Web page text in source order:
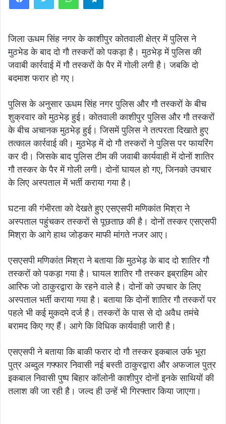
जिला ऊधम सिंह नगर के काशीपुर कोतवाली क्षेत्र में पुलिस ने
मुठभेड के बाद दो गौ तस्करों को पकड़ा है। मुठभेड़ में पुलिस की
जवाबी कार्रवाई में गौ तस्करों के पैर में गोली लगी है। जबकि दो
बदमाश फरार हो गए।
पुलिस के अनुसार ऊधम सिंह नगर पुलिस और गौ तस्करों के बीच
शुक्रवार को मुठभेड़ हुई। कोतवाली काशीपुर पुलिस और गौ तस्करों
के बीच अचानक मुठभेड़ हुई। जिसमें पुलिस ने तत्परता दिखाते हुए
तत्काल कार्रवाई की। मुठभेड़ में दो गौ तस्करों ने पुलिस पर फायरिंग
कर दी। जिसके बाद पुलिस टीम की जवाबी कार्यवाही में दोनों शातिर
गौ तस्कर के पैर में गोली लगी। दोनों घायल हो गए, जिनको उपचार
के लिए अस्पताल में भर्ती कराया गया है।
घटना की गंभीरता को देखते हुए एसएसपी मणिकांत मिश्रा ने
अस्पताल पहुंचकर तस्करों से पूछताछ की है। दोनों तस्कर एसएसपी
मिश्रा के आगे हाथ जोड़कर माफी मांगते नजर आए।
एसएसपी मणिकांत मिश्रा ने बताया कि मुठभेड़ के बाद दो शातिर गौ
तस्करों को पकड़ा गया है। घायल शातिर गौ तस्कर इब्राहिम ओर
आरिफ जो ठाकुरद्वारा के रहने वाले है। दोनों को उपचार के लिए
अस्पताल भर्ती कराया गया है। बताया कि दोनों शातिर गौ तस्करों पर
पहले भी कई मुकदमे दर्ज है। तस्करों के पास से दो अवैध तमंचे
बरामद किए गए हैं। आगे कि विधिक कार्यवाही जारी है।
एसएसपी ने बताया कि बाकी फरार दो गौ तस्कर इकबाल उर्फ भूरा
पुत्र अब्दुल गफ्फार निवासी नई बस्ती ठाकुरद्वारा और अफजाल पुत्र
इकबाल निवासी पुष्प बिहार कॉलोनी काशीपुर दोनों इनके साथियों की
तलाश की जा रही है। जल्द ही उन्हें भी गिरफ्तार किया जाएगा।